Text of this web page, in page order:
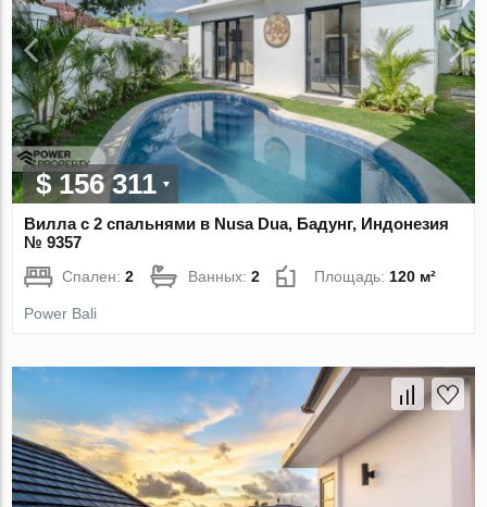
$ 156 311
Вилла с 2 спальнями в Nusa Dua, Бадунг, Индонезия
№ 9357
Спален:2 Ванных:2 Площадь: 120 м²
Power Bali